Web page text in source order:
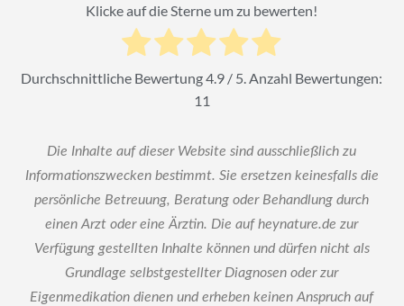
Klicke auf die Sterne um zu bewerten!
Durchschnittliche Bewertung4.9 / 5. Anzahl Bewertungen:
11
Die Inhalte auf dieser Website sind ausschließlich zu
Informationszwecken bestimmt. Sie ersetzen keinesfalls die
persönliche Betreuung, Beratung oder Behandlung durch
einen Arzt oder eine Ärztin. Die auf heynature.de zur
Verfügung gestellten Inhalte können und dürfen nicht als
Grundlage selbstgestellter Diagnosen oder zur
Eigenmedikation dienen und erheben keinen Anspruch auf